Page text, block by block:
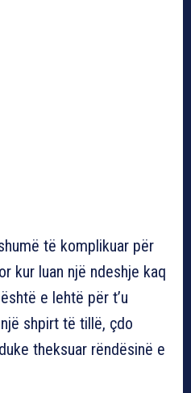
të komplikuar për
kur luan një ndeshje kaq
e lehtë për t’u
shpirt të tillë, çdo
theksuar rëndësinë e